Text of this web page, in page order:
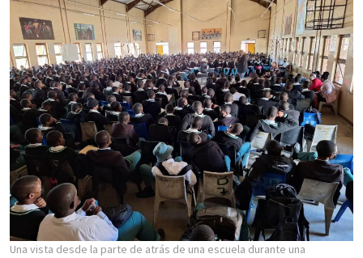
Una vista desde la parte de atrás de una escuela durante una